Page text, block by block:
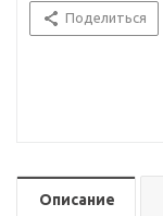
Поделиться
Описание